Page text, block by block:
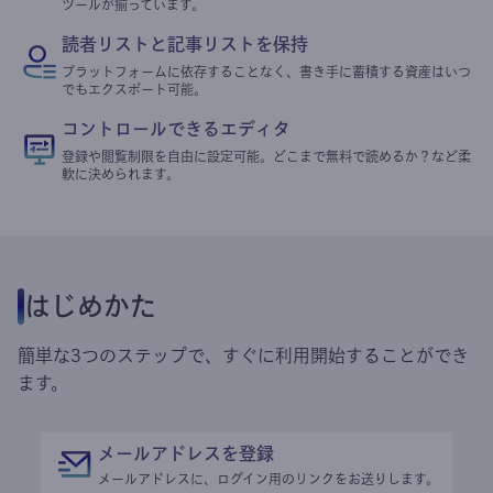
ツールが揃っています。
読者リストと記事リストを保持
プラットフォームに依存することなく、書き手に蓄積する資産はいつ
でもエクスポート可能。
コントロールできるエディタ
登録や閲覧制限を自由に設定可能。どこまで無料で読めるか？など柔
軟に決められます。
はじめかた
簡単な3つのステップで、すぐに利用開始することができ
ます。
メールアドレスを登録
メールアドレスに、ログイン用のリンクをお送りします。